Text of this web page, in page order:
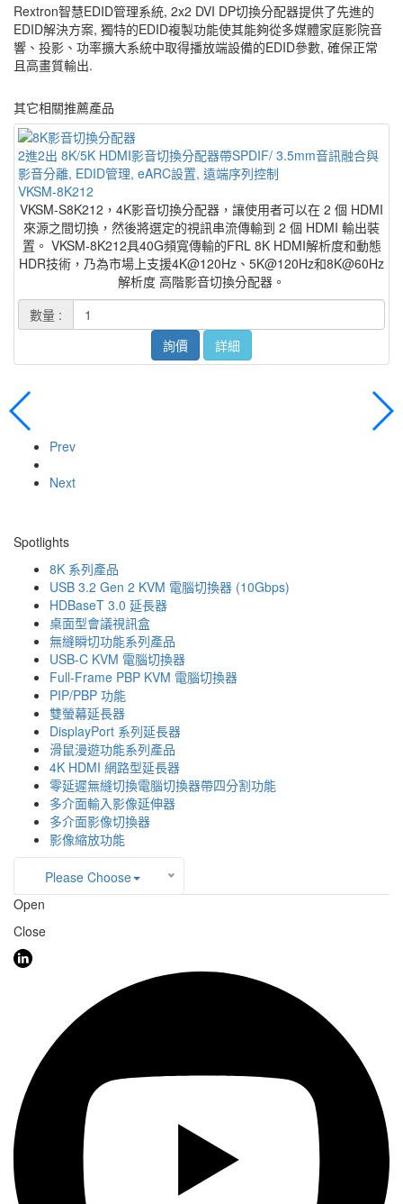
Rextron智慧EDID管理系統, 2x2 DVI DP切換分配器提供了先進的
EDID解決方案, 獨特的EDID複製功能使其能夠從多媒體家庭影院音
響、投影、功率擴大系統中取得播放端設備的EDID參數, 確保正常
且高畫質輸出.
其它相關推薦產品
2進2出 8K/5K HDMI影音切換分配器帶SPDIF/ 3.5mm音訊融合與
影音分離, EDID管理, eARC設置, 遠端序列控制
VKSM-8K212
VKSM-S8K212，4K影音切換分配器，讓使用者可以在 2 個 HDMI
來源之間切換，然後將選定的視訊串流傳輸到 2 個 HDMI 輸出裝
置。 VKSM-8K212具40G頻寬傳輸的FRL 8K HDMI解析度和動態
HDR技術，乃為市場上支援4K@120Hz、5K@120Hz和8K@60Hz
解析度 高階影音切換分配器。
數量 :
詢價
詳細
Prev
Next
Spotlights
8K 系列產品
USB 3.2 Gen 2 KVM 電腦切換器 (10Gbps)
HDBaseT 3.0 延長器
桌面型會議視訊盒
無縫瞬切功能系列產品
USB-C KVM 電腦切換器
Full-Frame PBP KVM 電腦切換器
PIP/PBP 功能
雙螢幕延長器
DisplayPort 系列延長器
滑鼠漫遊功能系列產品
4K HDMI 網路型延長器
零延遲無縫切換電腦切換器帶四分割功能
多介面輸入影像延伸器
多介面影像切換器
影像縮放功能
Please Choose
Open
Close